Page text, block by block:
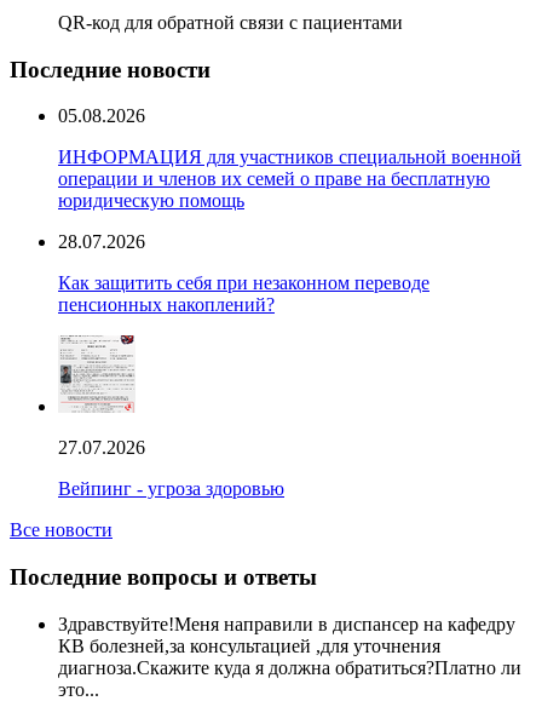
QR-код для обратной связи с пациентами
Последние новости
05.08.2026
ИНФОРМАЦИЯ для участников специальной военной
операции и членов их семей о праве на бесплатную
юридическую помощь
28.07.2026
Как защитить себя при незаконном переводе
пенсионных накоплений?
27.07.2026
Вейпинг - угроза здоровью
Все новости
Последние вопросы и ответы
Здравствуйте!Меня направили в диспансер на кафедру
КВ болезней,за консультацией ,для уточнения
диагноза.Скажите куда я должна обратиться?Платно ли
это...